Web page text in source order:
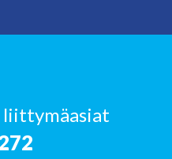
liittymäasiat